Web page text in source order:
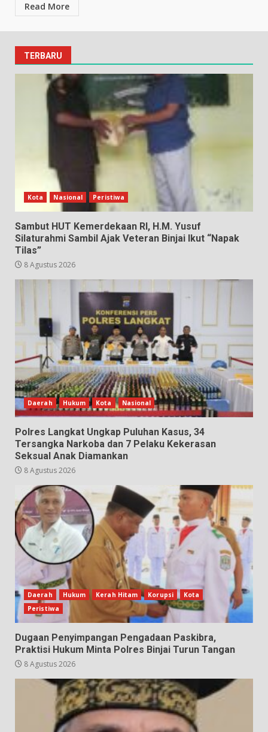
Read More
TERBARU
Kota Nasional Peristiwa
Sambut HUT Kemerdekaan RI, H.M. Yusuf
Silaturahmi Sambil Ajak Veteran Binjai Ikut “Napak
Tilas”
8 Agustus 2026
Daerah Hukum Kota Nasional
Polres Langkat Ungkap Puluhan Kasus, 34
Tersangka Narkoba dan 7 Pelaku Kekerasan
Seksual Anak Diamankan
8 Agustus 2026
Daerah Hukum Kerah Hitam Korupsi
Kota
Peristiwa
Dugaan Penyimpangan Pengadaan Paskibra,
Praktisi Hukum Minta Polres Binjai Turun Tangan
8 Agustus 2026